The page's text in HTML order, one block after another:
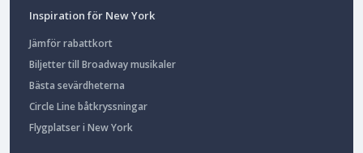
Inspiration för New York
Jämför rabattkort
Biljetter till Broadway musikaler
Bästa sevärdheterna
Circle Line båtkryssningar
Flygplatser i New York